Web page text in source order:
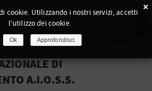
DI
A.I.O.S.S.
×
cookie. Utilizzando i nostri servizi, accetti
l'utilizzo dei cookie.
Ok Approfondisci